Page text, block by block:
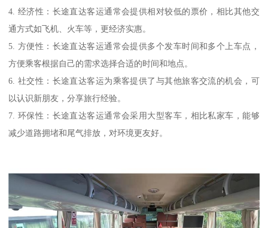
4. 经济性：长途直达客运通常会提供相对较低的票价，相比其他交
通方式如飞机、火车等，更经济实惠。
5. 方便性：长途直达客运通常会提供多个发车时间和多个上车点，
方便乘客根据自己的需求选择合适的时间和地点。
6. 社交性：长途直达客运为乘客提供了与其他旅客交流的机会，可
以认识新朋友，分享旅行经验。
7. 环保性：长途直达客运通常会采用大型客车，相比私家车，能够
减少道路拥堵和尾气排放，对环境更友好。